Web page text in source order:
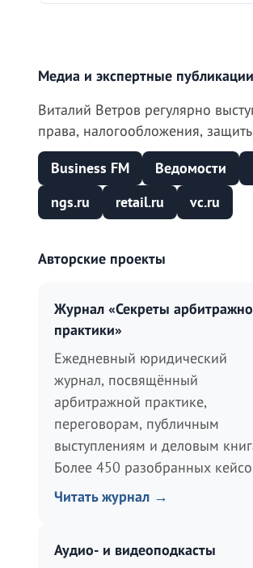
Медиа и экспертные публикации
Виталий Ветров регулярно
права, налогообложения,
Business FM
Ведомости
ngs.ru
retail.ru vc.ru
Авторские проекты
Журнал «Секреты
практики»
Ежедневный юридический
журнал, посвящённый
арбитражной практике,
переговорам, публичным
выступлениям и деловым
Более 450 разобранных
Читать журнал →
Аудио- и видеоподкасты